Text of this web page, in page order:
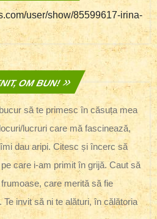
user/show/85599617-irina-
OM BUN!
să te primesc în căsuța mea
lucruri care mă fascinează,
dau aripi. Citesc și încerc să
care i-am primit în grijă. Caut să
care merită să fie
invit să ni te alături, în călătoria